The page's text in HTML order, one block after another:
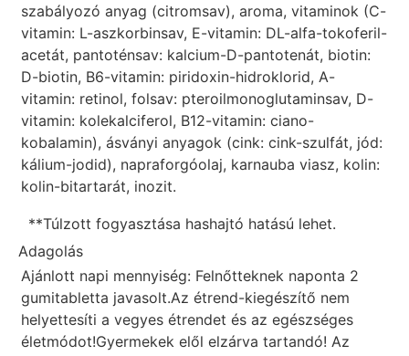
szabályozó anyag (citromsav), aroma, vitaminok (C-
vitamin: L-aszkorbinsav, E-vitamin: DL-alfa-tokoferil-
acetát, pantoténsav: kalcium-D-pantotenát, biotin:
D-biotin, B6-vitamin: piridoxin-hidroklorid, A-
vitamin: retinol, folsav: pteroilmonoglutaminsav, D-
vitamin: kolekalciferol, B12-vitamin: ciano-
kobalamin), ásványi anyagok (cink: cink-szulfát, jód:
kálium-jodid), napraforgóolaj, karnauba viasz, kolin:
kolin-bitartarát, inozit.
**Túlzott fogyasztása hashajtó hatású lehet.
Adagolás
Ajánlott napi mennyiség: Felnőtteknek naponta 2
gumitabletta javasolt.Az étrend-kiegészítő nem
helyettesíti a vegyes étrendet és az egészséges
életmódot!Gyermekek elől elzárva tartandó! Az